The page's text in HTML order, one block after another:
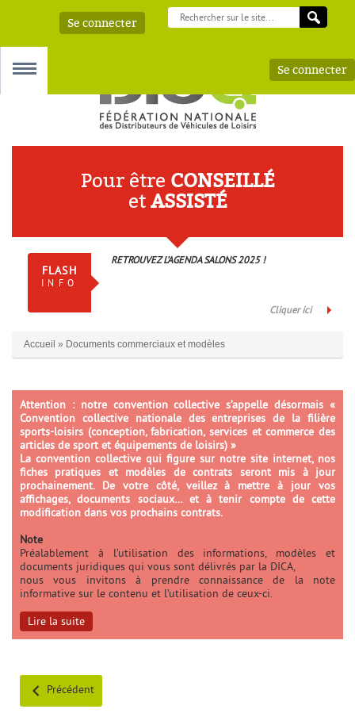
Se connecter
AAA
Se connecter
Pour être CONSEILLÉ
etASSISTÉ
FLASH
INFO
RETROUVEZ L’AGENDA SALONS 2025 !
Cliquer ici
Accueil » Documents commerciaux et modèles
Attention : notre convention collective s’appelle désormais «
Convention collective nationale des entreprises de la filière
sports-loisirs (conception, fabrication, services et commerce des
articles de sport et équipements de loisirs) »
La convention collective qui figure sur notre site internet, nos
fiches pratiques et modèles de contrats seront mis à jour
prochainement. De votre côté, veillez à mettre à jour vos
affichages, documents sociaux… et à tenir compte de cette
modification dans vos prochains contrats.
Note
Préalablement à l’utilisation des informations, modèles et
documents juridiques qui vous sont délivrés par la DICA,
nous vous invitons à prendre connaissance de la note
informative sur le contenu et l’utilisation de ceux-ci.
Lire la suite
Précédent